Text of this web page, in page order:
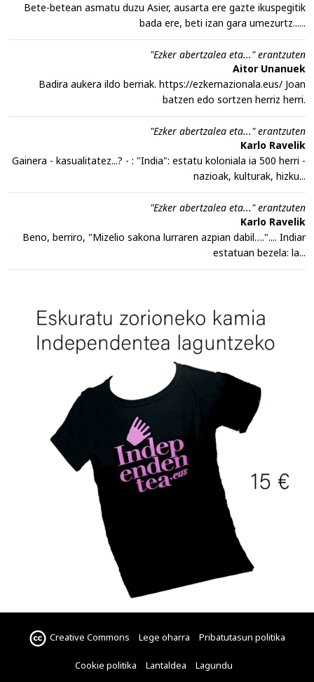
Bete-betean asmatu duzu Asier, ausarta ere gazte ikuspegitik
bada ere, beti izan gara umezurtz......
"Ezker abertzalea eta..." erantzuten
Aitor Unanuek
Badira aukera ildo berriak. https://ezkernazionala.eus/ Joan
batzen edo sortzen herriz herri.
"Ezker abertzalea eta..." erantzuten
Karlo Ravelik
Gainera - kasualitatez...? - : "India": estatu koloniala ia 500 herri -
nazioak, kulturak, hizku...
"Ezker abertzalea eta..." erantzuten
Karlo Ravelik
Beno, berriro, "Mizelio sakona lurraren azpian dabil….".... Indiar
estatuan bezela: la...
Creative Commons Lege oharra Pribatutasun politika
Cookie politika Lantaldea Lagundu